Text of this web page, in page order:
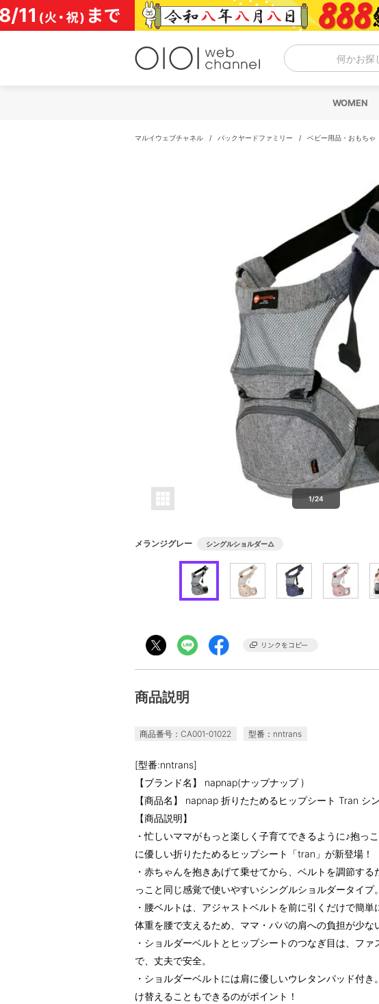
コ
ン
テ
何かお探
WOMEN
マルイウェブチャネル / バックヤードファミリー / ベビー用品・おもちゃ
1/24
メランジグレー シングルショルダー△
商品説明
商品番号：CA001-01022 型番：nntrans
[型番:nntrans]
【ブランド名】 napnap(ナップナップ )
【商品名】 napnap 折りたためるヒップシート Tran シ
【商品説明】
・忙しいママがもっと楽しく子育てできるように♪抱っ
に優しい折りたためるヒップシート「tran」が新登場！
・赤ちゃんを抱きあげて乗せてから、ベルトを調節す
っこと同じ感覚で使いやすいシングルショルダータイプ。
・腰ベルトは、アジャストベルトを前に引くだけで簡
体重を腰で支えるため、ママ・パパの肩への負担が少な
・ショルダーベルトとヒップシートのつなぎ目は、フ
で、丈夫で安全。
・ショルダーベルトには肩に優しいウレタンパッド付
け替えることもできるのがポイント！